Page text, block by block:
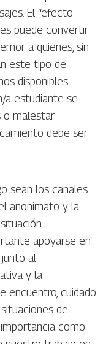
El “efecto
puede convertir
a quienes, sin
este tipo de
disponibles
a estudiante se
o malestar
debe ser
sean los canales
anonimato y la
apoyarse en
al
y la
encuentro, cuidado
de
como